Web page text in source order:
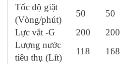
Tốc độ giặt
(Vòng/phút)
50 50
Lực vắt -G
200 200
Lượng nước
tiêu thụ (Lít)
118 168